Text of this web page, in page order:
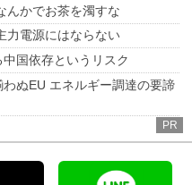
んかでお茶を濁すな
力電源にはならない
国依存というリスク
わぬEU エネルギー調達の要諦
PR